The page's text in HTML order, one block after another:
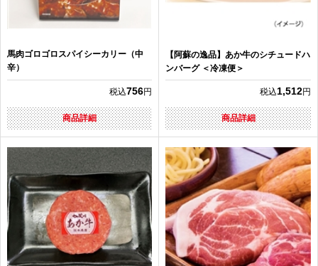
馬肉ゴロゴロスパイシーカリー（中
辛）
税込756円
商品詳細
【阿蘇の逸品】あか牛のシチュードハ
ンバーグ ＜冷凍便＞
税込1,512円
商品詳細